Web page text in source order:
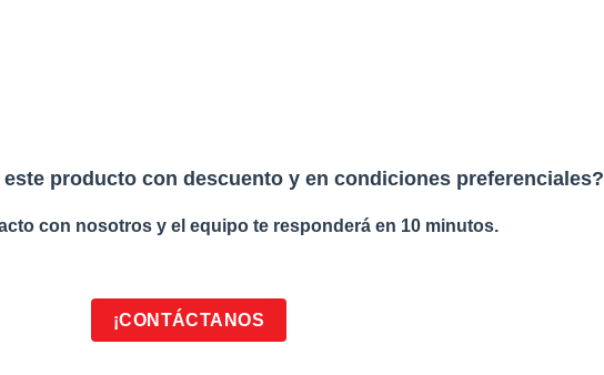
producto con descuento y en condiciones preferenciales?
con nosotros y el equipo te responderá en 10 minutos.
¡CONTÁCTANOS